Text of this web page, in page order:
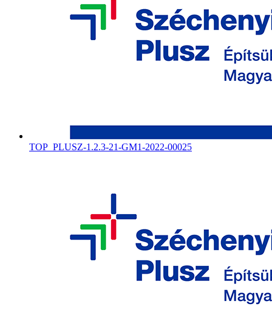
TOP_PLUSZ-1.2.3-21-GM1-2022-00025